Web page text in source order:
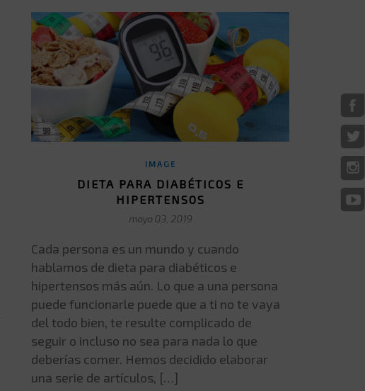
IMAGE
DIETA PARA DIABÉTICOS E
HIPERTENSOS
mayo 03, 2019
Cada persona es un mundo y cuando
hablamos de dieta para diabéticos e
hipertensos más aún. Lo que a una persona
puede funcionarle puede que a ti no te vaya
del todo bien, te resulte complicado de
seguir o incluso no sea para nada lo que
deberías comer. Hemos decidido elaborar
una serie de artículos, […]